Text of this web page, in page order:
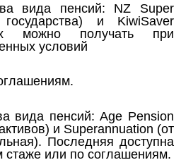
вида пенсий: NZ Super
и KiwiSaver
можно получать при
условий
вида пенсий: Age Pension
и Superannuation (от
Последняя доступна
стаже или по соглашениям.